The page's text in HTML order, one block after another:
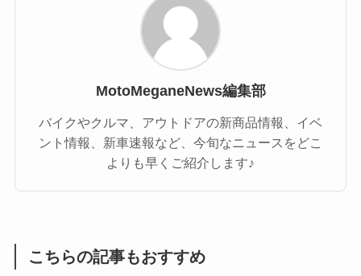
MotoMeganeNews編集部
バイクやクルマ、アウトドアの新商品情報、イベ
ント情報、新車速報など、今旬なニュースをどこ
よりも早くご紹介します♪
こちらの記事もおすすめ